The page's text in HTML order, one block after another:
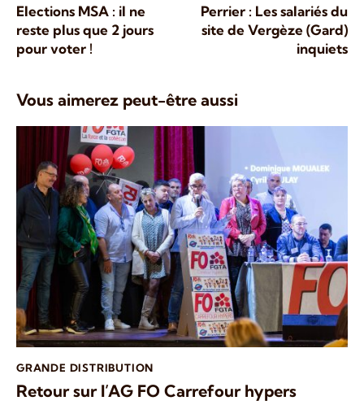
Elections MSA : il ne
reste plus que 2 jours
pour voter !
Perrier : Les salariés du
site de Vergèze (Gard)
inquiets
Vous aimerez peut-être aussi
GRANDE DISTRIBUTION
Retour sur l’AG FO Carrefour hypers